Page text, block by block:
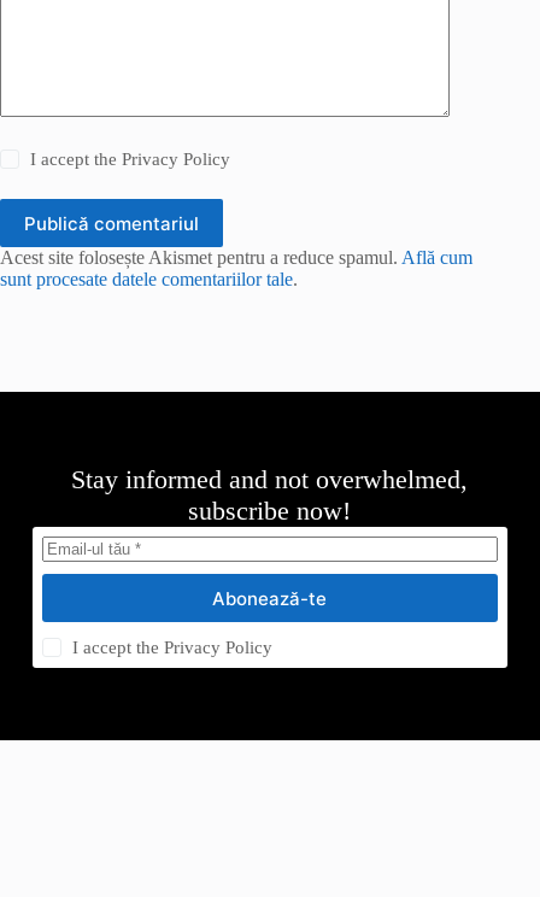
I accept thePrivacy Policy
Publică comentariul
Acest site folosește Akismet pentru a reduce spamul. Află cum
sunt procesate datele comentariilor tale.
Stay informed and not overwhelmed,
subscribe now!
Abonează-te
I accept thePrivacy Policy